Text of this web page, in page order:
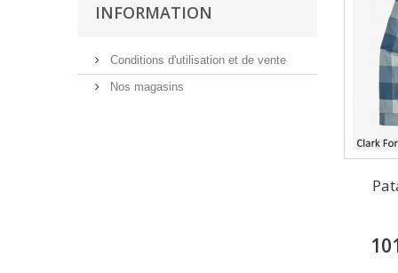
INFORMATION
Conditions d'utilisation et de vente
Nos magasins